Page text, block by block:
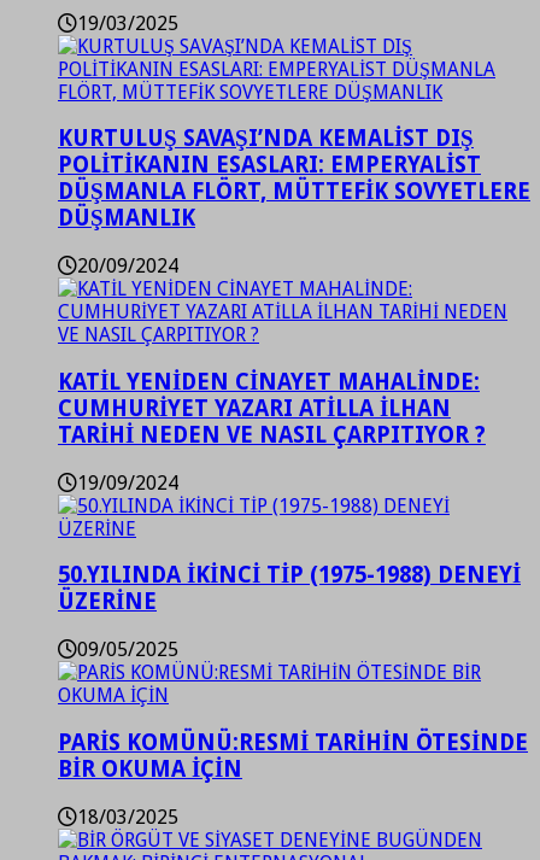
19/03/2025
KURTULUŞ SAVAŞI’NDA KEMALİST DIŞ
POLİTİKANIN ESASLARI: EMPERYALİST
DÜŞMANLA FLÖRT, MÜTTEFİK SOVYETLERE
DÜŞMANLIK
20/09/2024
KATİL YENİDEN CİNAYET MAHALİNDE:
CUMHURİYET YAZARI ATİLLA İLHAN
TARİHİ NEDEN VE NASIL ÇARPITIYOR ?
19/09/2024
50.YILINDA İKİNCİ TİP (1975-1988) DENEYİ
ÜZERİNE
09/05/2025
PARİS KOMÜNÜ:RESMİ TARİHİN ÖTESİNDE
BİR OKUMA İÇİN
18/03/2025